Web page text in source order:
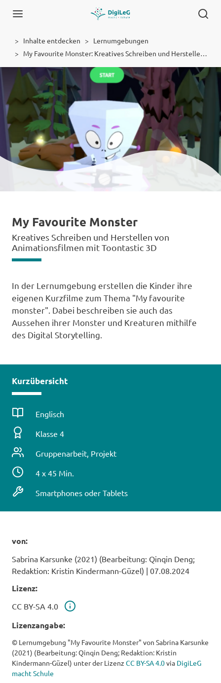
Inhalte entdecken
Lernumgebungen
My Favourite Monster: Kreatives Schreiben und Herstellen von Animationsfilmen mit Toontastic 3D
My Favourite Monster
Kreatives Schreiben und Herstellen von
Animationsfilmen mit Toontastic 3D
In der Lernumgebung erstellen die Kinder ihre
eigenen Kurzfilme zum Thema "My favourite
monster". Dabei beschreiben sie auch das
Aussehen ihrer Monster und Kreaturen mithilfe
des Digital Storytelling.
Kurzübersicht
FachEnglisch
Klassenstufe
Klasse 4
Unterrichtsform
Gruppenarbeit, Projekt
Zeitbedarf
Dauer
4 x 45 Min.
Technische
Smartphones oder Tablets
von:
Sabrina Karsunke (2021) (Bearbeitung: Qinqin Deng;
Redaktion: Kristin Kindermann-Güzel) | 07.08.2024
Lizenz:
CC BY-SA 4.0
Lizenzangabe:
© Lernumgebung "My Favourite Monster" von Sabrina Karsunke
(2021) (Bearbeitung: Qinqin Deng; Redaktion: Kristin
Kindermann-Güzel) unter der Lizenz CC BY-SA 4.0via DigiLeG
macht Schule